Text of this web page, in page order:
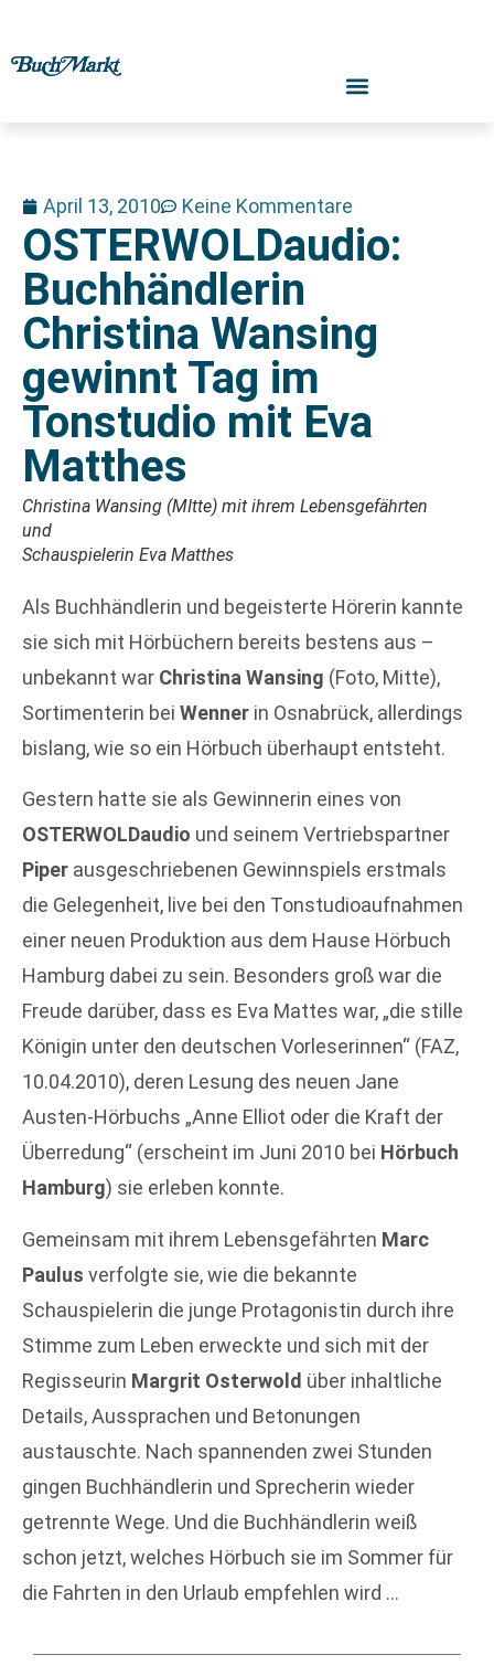
April 13, 2010 Keine Kommentare
OSTERWOLDaudio:
Buchhändlerin
Christina Wansing
gewinnt Tag im
Tonstudio mit Eva
Matthes
Christina Wansing (MItte) mit ihrem Lebensgefährten
und
Schauspielerin Eva Matthes
Als Buchhändlerin und begeisterte Hörerin kannte
sie sich mit Hörbüchern bereits bestens aus –
unbekannt war Christina Wansing (Foto, Mitte),
Sortimenterin bei Wenner in Osnabrück, allerdings
bislang, wie so ein Hörbuch überhaupt entsteht.
Gestern hatte sie als Gewinnerin eines von
OSTERWOLDaudio und seinem Vertriebspartner
Piper ausgeschriebenen Gewinnspiels erstmals
die Gelegenheit, live bei den Tonstudioaufnahmen
einer neuen Produktion aus dem Hause Hörbuch
Hamburg dabei zu sein. Besonders groß war die
Freude darüber, dass es Eva Mattes war, „die stille
Königin unter den deutschen Vorleserinnen“ (FAZ,
10.04.2010), deren Lesung des neuen Jane
Austen-Hörbuchs „Anne Elliot oder die Kraft der
Überredung“ (erscheint im Juni 2010 bei Hörbuch
Hamburg) sie erleben konnte.
Gemeinsam mit ihrem Lebensgefährten Marc
Paulus verfolgte sie, wie die bekannte
Schauspielerin die junge Protagonistin durch ihre
Stimme zum Leben erweckte und sich mit der
Regisseurin Margrit Osterwold über inhaltliche
Details, Aussprachen und Betonungen
austauschte. Nach spannenden zwei Stunden
gingen Buchhändlerin und Sprecherin wieder
getrennte Wege. Und die Buchhändlerin weiß
schon jetzt, welches Hörbuch sie im Sommer für
die Fahrten in den Urlaub empfehlen wird …